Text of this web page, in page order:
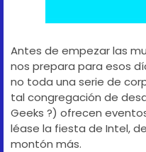
Antes de empezar las
nos prepara para esos
no toda una serie de
tal congregación de
Geeks ?) ofrecen
léase la fiesta de Intel,
montón más.